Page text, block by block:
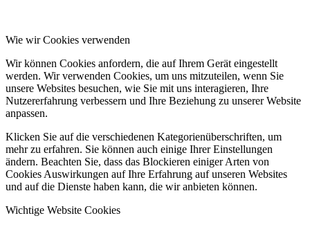
Wie wir Cookies verwenden
Wir können Cookies anfordern, die auf Ihrem Gerät eingestellt
werden. Wir verwenden Cookies, um uns mitzuteilen, wenn Sie
unsere Websites besuchen, wie Sie mit uns interagieren, Ihre
Nutzererfahrung verbessern und Ihre Beziehung zu unserer Website
anpassen.
Klicken Sie auf die verschiedenen Kategorienüberschriften, um
mehr zu erfahren. Sie können auch einige Ihrer Einstellungen
ändern. Beachten Sie, dass das Blockieren einiger Arten von
Cookies Auswirkungen auf Ihre Erfahrung auf unseren Websites
und auf die Dienste haben kann, die wir anbieten können.
Wichtige Website Cookies